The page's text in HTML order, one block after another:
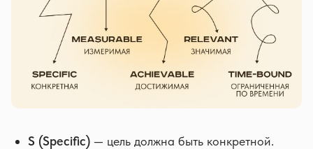
S (Specific) — цель должна быть конкретной.